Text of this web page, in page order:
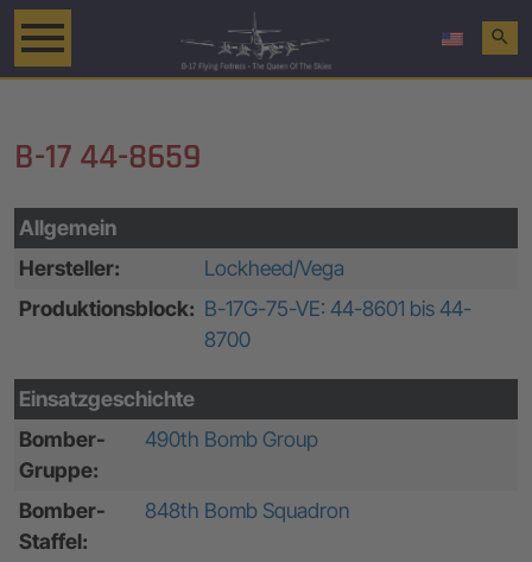
search
B-17 44-8659
Allgemein
Hersteller:
Lockheed/Vega
Produktionsblock: B-17G-75-VE: 44-8601 bis 44-
8700
Einsatzgeschichte
Bomber-
Gruppe:
490th Bomb Group
Bomber-
Staffel:
848th Bomb Squadron